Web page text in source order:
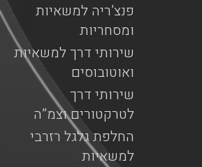
פנצ’ריה למשאיות
ומסחריות
שירותי דרך למשאיות
ואוטובוסים
שירותי דרך
לטרקטורים וצמ”ה
החלפת גלגל רזרבי
למשאיות